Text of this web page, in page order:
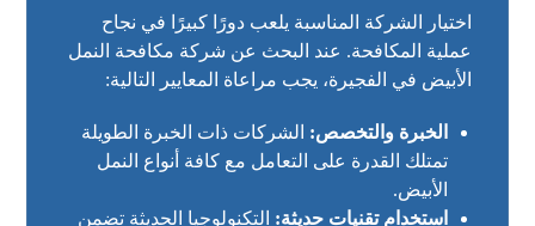
اختيار الشركة المناسبة يلعب دورًا كبيرًا في نجاح
عملية المكافحة. عند البحث عن شركة مكافحة النمل
الأبيض في الفجيرة، يجب مراعاة المعايير التالية:
الخبرة والتخصص: الشركات ذات الخبرة الطويلة
تمتلك القدرة على التعامل مع كافة أنواع النمل
الأبيض.
استخدام تقنيات حديثة: التكنولوجيا الحديثة تضمن